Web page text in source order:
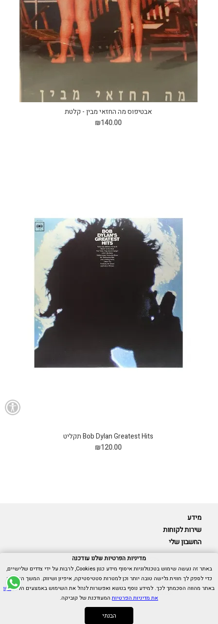
אבטיפוס מה החזאי מבין - קלטת
₪140.00
Bob Dylan Greatest Hits תקליט
₪120.00
מידע
שירות לקוחות
החשבון שלי
Cubica © כל הזכויות שמורות.
אנו כאן בשבילך -055-9511314
מדיניות הפרטיות שלנו עודכנה
באתר זה נעשה שימוש בטכנולוגיות איסוף מידע כגון Cookies, לרבות על ידי צדדים שלישיים,
כדי לספק לך חווית גלישה טובה יותר וכן למטרות סטטיסטיקה, איפיון ושיווק. המשך הגלישה
באתר מהווה הסכמתך לכך. למידע נוסף בנושא ואפשרות לנהל את השימוש באמצעים הללו,ראו
את מדיניות הפרטיותהמעודכנת של קוביקה.
הבנתי